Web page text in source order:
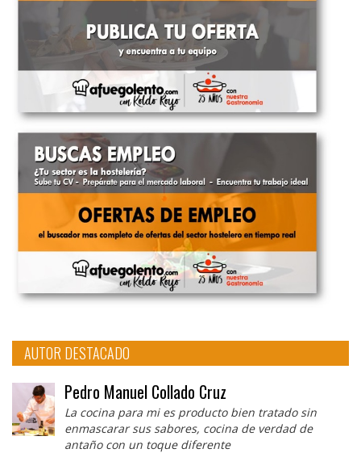
AUTOR DESTACADO
Pedro Manuel Collado Cruz
La cocina para mi es producto bien tratado sin
enmascarar sus sabores, cocina de verdad de
antaño con un toque diferente